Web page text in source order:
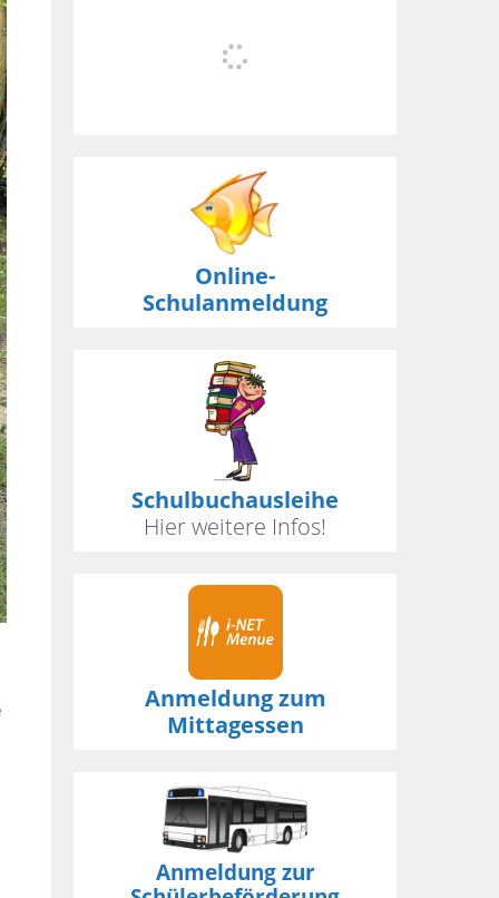
Online-
Schulanmeldung
Schulbuchausleihe
Hier weitere Infos!
Anmeldung zum
Mittagessen
Anmeldung zur